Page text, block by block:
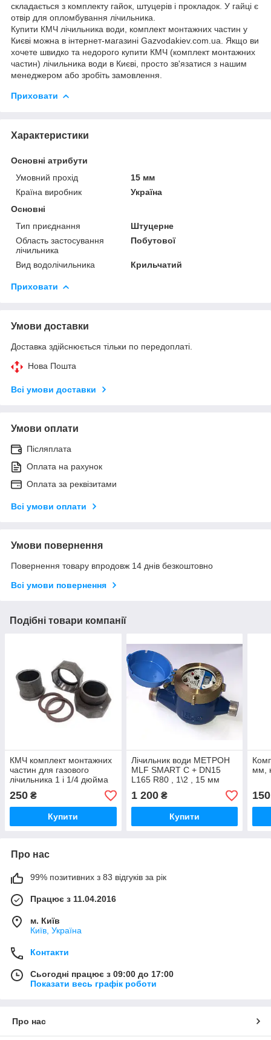
складається з комплекту гайок, штуцерів і прокладок. У гайці є
отвір для опломбування лічильника.
Купити КМЧ лічильника води, комплект монтажних частин у
Києві можна в інтернет-магазині Gazvodakiev.com.ua. Якщо ви
хочете швидко та недорого купити КМЧ (комплект монтажних
частин) лічильника води в Києві, просто зв'язатися з нашим
менеджером або зробіть замовлення.
Приховати
Характеристики
Основні атрибути
Умовний прохід
15 мм
Країна виробник
Україна
Основні
Тип приєднання
Штуцерне
Область застосування
лічильника
Побутової
Вид водолічильника Крильчатий
Приховати
Умови доставки
Доставка здійснюється тільки по передоплаті.
Нова Пошта
Всі умови доставки
Умови оплати
Післяплата
Оплата на рахунок
Оплата за реквізитами
Всі умови оплати
Умови повернення
Повернення товару впродовж 14 днів безкоштовно
Всі умови повернення
Подібні товари компанії
КМЧ комплект монтажних
частин для газового
лічильника 1 і 1/4 дюйма
250 ₴
Купити
Лічильник води МЕТРОН
MLF SMART C + DN15
L165 R80 , 1\2 , 15 мм
мокроход
1 200₴
Купити
мм,
150
Про нас
99% позитивних з 83 відгуків за рік
Працює з 11.04.2016
м. Київ
Київ, Україна
Контакти
Сьогодні працює з 09:00 до 17:00
Показати весь графік роботи
Про нас